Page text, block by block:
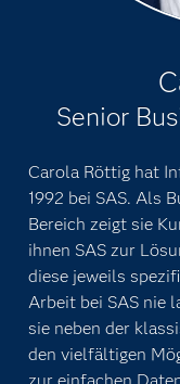
Senior
Carola Röttig hat
1992 bei SAS. Als
Bereich zeigt sie
ihnen SAS zur
diese jeweils
Arbeit bei SAS nie
sie neben der
den vielfältigen